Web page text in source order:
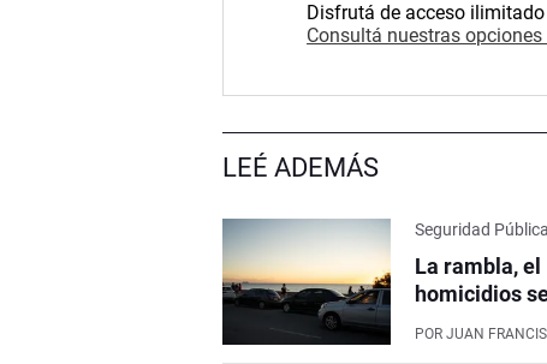
Disfrutá de acceso
Consultá nuestras
LEÉ ADEMÁS
Seguridad Pública
La rambla,
homicidios
POR JUAN